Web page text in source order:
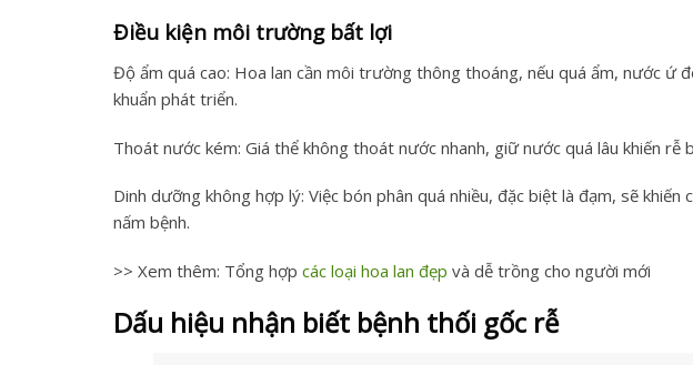
Điều kiện môi trường bất lợi
Độ ẩm quá cao: Hoa lan cần môi trường thông thoáng, nếu quá ẩm, nước ứ
khuẩn phát triển.
Thoát nước kém: Giá thể không thoát nước nhanh, giữ nước quá lâu khiến rễ
Dinh dưỡng không hợp lý: Việc bón phân quá nhiều, đặc biệt là đạm, sẽ
nấm bệnh.
>> Xem thêm: Tổng hợp các loại hoa lan đẹp ​ và dễ trồng cho người mới
Dấu hiệu nhận biết bệnh thối gốc rễ